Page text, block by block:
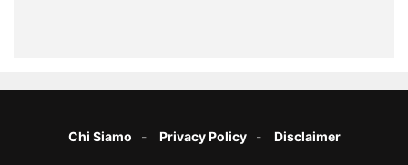
Chi Siamo Privacy Policy Disclaimer